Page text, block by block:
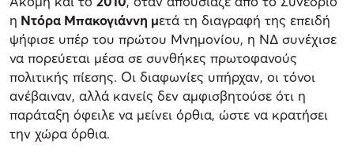
η Ντόρα Μπακογιάννη μετά τη διαγραφή της επειδή
ψήφισε υπέρ του πρώτου Μνημονίου, η ΝΔ συνέχισε
να πορεύεται μέσα σε συνθήκες πρωτοφανούς
πολιτικής πίεσης. Οι διαφωνίες υπήρχαν, οι τόνοι
ανέβαιναν, αλλά κανείς δεν αμφισβητούσε ότι η
παράταξη όφειλε να μείνει όρθια, ώστε να κρατήσει
την χώρα όρθια.